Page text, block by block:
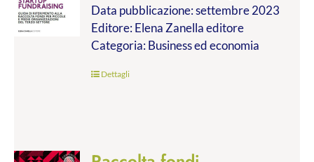
da
€24.99
a
Data pubblicazione: settembre 2023
Editore: Elena Zanella editore
Categoria: Business ed economia
Dettagli